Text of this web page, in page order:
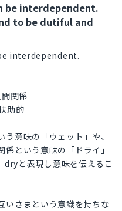
be interdependent.
to be dutiful and
interdependent.
関係
助的
意味の「ウェット」や、
という意味の「ドライ」
と表現し意味を伝えるこ
いさまという意識を持ちな